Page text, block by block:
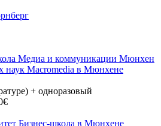
наук Macromedia в Мюнхене
+ одноразовый